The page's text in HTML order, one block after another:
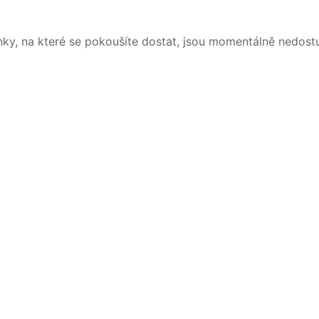
na které se pokoušíte dostat, jsou momentálně